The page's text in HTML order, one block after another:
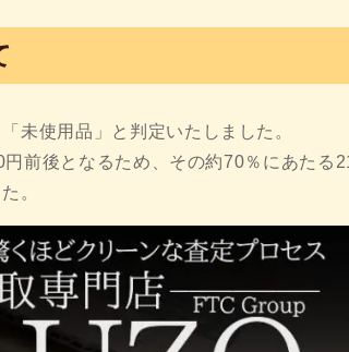
未使用品」と判定いたしました。
前後となるため、その約70％にあたる
。